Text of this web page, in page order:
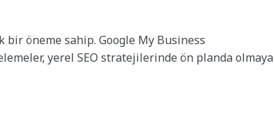
öneme sahip. Google My Business
yerel SEO stratejilerinde ön planda olmaya